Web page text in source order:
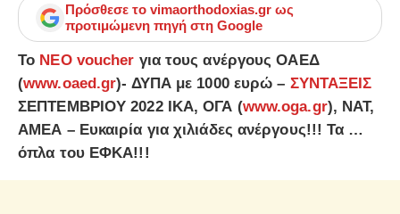
Πρόσθεσε το vimaorthodoxias.gr ως
προτιμώμενη πηγή στη Google
Το ΝΕΟ voucher για τους ανέργους ΟΑΕΔ
(www.oaed.gr)- ΔΥΠΑ με 1000 ευρώ – ΣΥΝΤΑΞΕΙΣ
ΣΕΠΤΕΜΒΡΙΟΥ 2022 ΙΚΑ, ΟΓΑ (www.oga.gr), ΝΑΤ,
ΑΜΕΑ – Ευκαιρία για χιλιάδες ανέργους!!! Τα …
όπλα του ΕΦΚΑ!!!